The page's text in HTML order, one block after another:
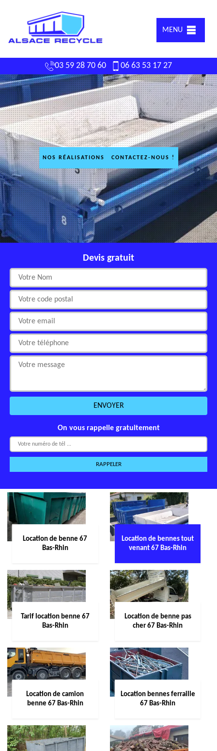
MENU
03 59 28 70 60 06 63 53 17 27
NOS RÉALISATIONS CONTACTEZ-NOUS !
Devis gratuit
On vous rappelle gratuitement
Location de benne 67
Bas-Rhin
Location de bennes tout
venant 67 Bas-Rhin
Tarif location benne 67
Bas-Rhin
Location de benne pas
cher 67 Bas-Rhin
Location de camion
benne 67 Bas-Rhin
Location bennes ferraille
67 Bas-Rhin